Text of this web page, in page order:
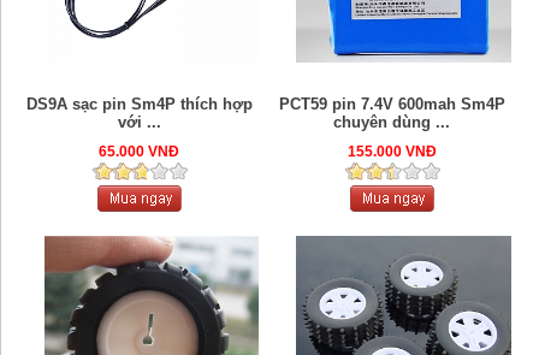
DS9A sạc pin Sm4P thích hợp
với ...
65.000 VNĐ
PCT59 pin 7.4V 600mah Sm4P
chuyên dùng ...
155.000 VNĐ